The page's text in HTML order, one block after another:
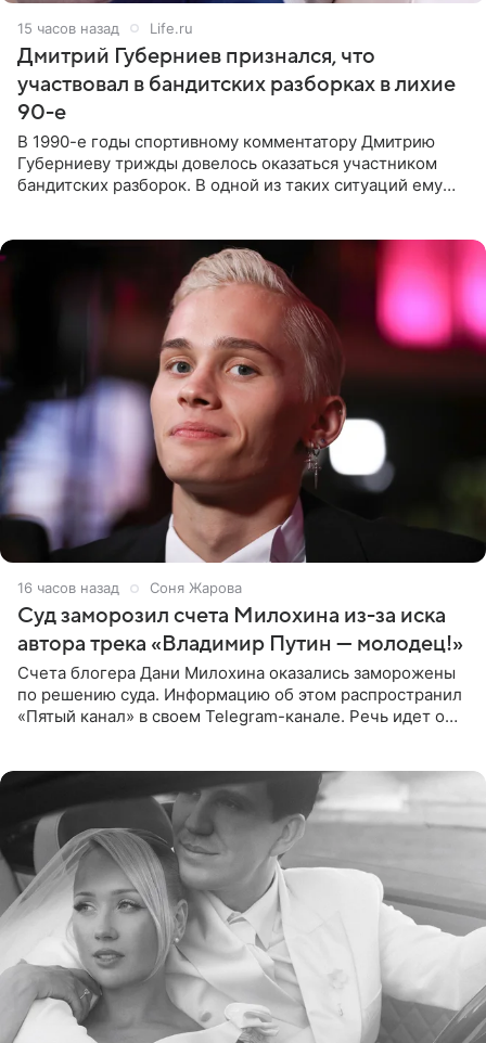
15 часов назад Life.ru
Дмитрий Губерниев признался, что
участвовал в бандитских разборках в лихие
90-е
В 1990-е годы спортивному комментатору Дмитрию
Губерниеву трижды довелось оказаться участником
бандитских разборок. В одной из таких ситуаций ему
16 часов назад Соня Жарова
Суд заморозил счета Милохина из-за иска
автора трека «Владимир Путин — молодец!»
Счета блогера Дани Милохина оказались заморожены
по решению суда. Информацию об этом распространил
«Пятый канал» в своем Telegram-канале. Речь идет о